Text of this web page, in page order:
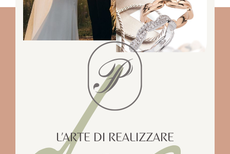
L’ARTE DI REALIZZARE